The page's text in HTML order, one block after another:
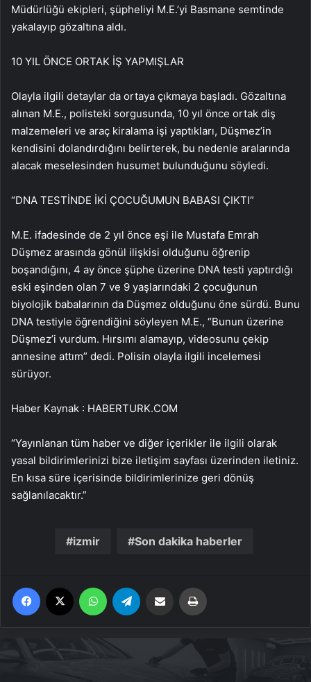
Müdürlüğü ekipleri, şüpheliyi M.E.’yi Basmane semtinde
yakalayıp gözaltına aldı.
10 YIL ÖNCE ORTAK İŞ YAPMIŞLAR
Olayla ilgili detaylar da ortaya çıkmaya başladı. Gözaltına
alınan M.E., polisteki sorgusunda, 10 yıl önce ortak diş
malzemeleri ve araç kiralama işi yaptıkları, Düşmez’in
kendisini dolandırdığını belirterek, bu nedenle aralarında
alacak meselesinden husumet bulunduğunu söyledi.
“DNA TESTİNDE İKİ ÇOCUĞUMUN BABASI ÇIKTI”
M.E. ifadesinde de 2 yıl önce eşi ile Mustafa Emrah
Düşmez arasında gönül ilişkisi olduğunu öğrenip
boşandığını, 4 ay önce şüphe üzerine DNA testi yaptırdığı
eski eşinden olan 7 ve 9 yaşlarındaki 2 çocuğunun
biyolojik babalarının da Düşmez olduğunu öne sürdü. Bunu
DNA testiyle öğrendiğini söyleyen M.E., “Bunun üzerine
Düşmez’i vurdum. Hırsımı alamayıp, videosunu çekip
annesine attım” dedi. Polisin olayla ilgili incelemesi
sürüyor.
Haber Kaynak : HABERTURK.COM
“Yayınlanan tüm haber ve diğer içerikler ile ilgili olarak
yasal bildirimlerinizi bize iletişim sayfası üzerinden iletiniz.
En kısa süre içerisinde bildirimlerinize geri dönüş
sağlanılacaktır.”
izmir Son dakika haberler
Facebook WhatsApp Email'den paylaş